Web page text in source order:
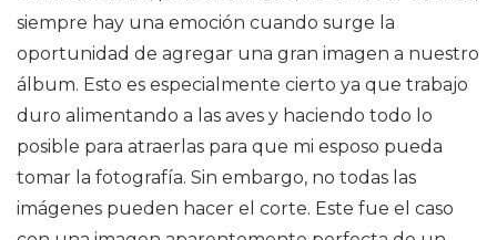
siempre hay una emoción cuando surge la
oportunidad de agregar una gran imagen a nuestro
álbum. Esto es especialmente cierto ya que trabajo
duro alimentando a las aves y haciendo todo lo
posible para atraerlas para que mi esposo pueda
tomar la fotografía. Sin embargo, no todas las
imágenes pueden hacer el corte. Este fue el caso